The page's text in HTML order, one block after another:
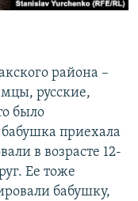
района –
русские,
было
приехала
в возрасте 12-
Ее тоже
бабушку,